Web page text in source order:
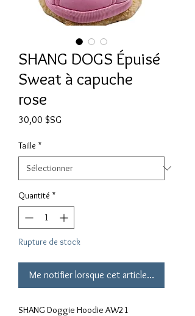
SHANG DOGS Épuisé
Sweat à capuche
rose
30,00 $SG
Taille *
Quantité *
Rupture de stock
Me notifier lorsque cet article est
SHANG Doggie Hoodie AW21